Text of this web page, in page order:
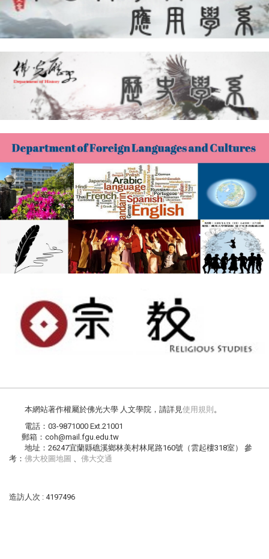
本網站著作權屬於佛光大學 人文學院，請詳見使用規則 。
電話：03-9871000 Ext.21001
郵箱：coh@mail.fgu.edu.tw
地址：26247宜蘭縣礁溪鄉林美村林尾路160號（雲起樓318室） 參
考： 佛大校圖地圖 、 佛大交通
造訪人次 : 4197496